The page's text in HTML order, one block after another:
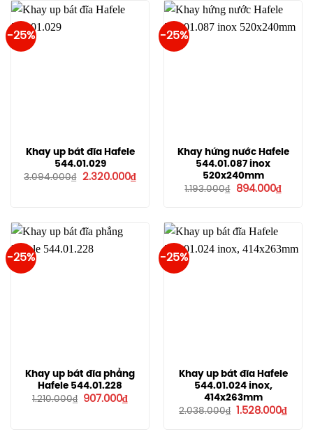
-25%
Khay up bát đĩa Hafele
544.01.029
3.094.000₫
Giá
2.320.000₫Giá
-25%
Khay hứng nước Hafele
544.01.087 inox
520x240mm
1.193.000₫
Giá
894.000₫Giá
-25%
Khay up bát đĩa phẳng
Hafele 544.01.228
1.210.000₫
Giá
907.000₫Giá
-25%
Khay up bát đĩa Hafele
544.01.024 inox,
414x263mm
2.038.000₫ Giá
1.528.000₫Giá